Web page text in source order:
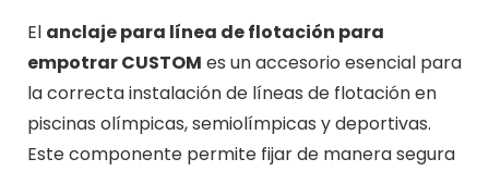
El anclaje para línea de flotación para
empotrar CUSTOM es un accesorio esencial para
la correcta instalación de líneas de flotación en
piscinas olímpicas, semiolímpicas y deportivas.
Este componente permite fijar de manera segura